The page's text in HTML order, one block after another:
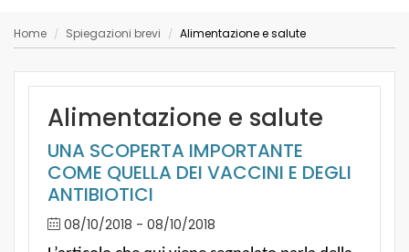
Home / Spiegazioni brevi / Alimentazione e salute
Alimentazione e salute
UNA SCOPERTA IMPORTANTE
COME QUELLA DEI VACCINI E DEGLI
ANTIBIOTICI
08/10/2018 - 08/10/2018